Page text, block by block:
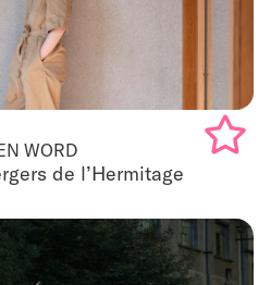
WORD
de l’Hermitage
to